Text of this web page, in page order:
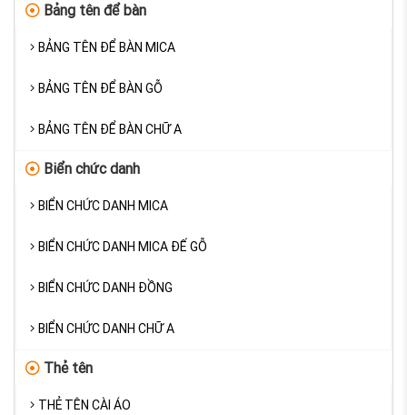
Bảng tên để bàn
BẢNG TÊN ĐỂ BÀN MICA
BẢNG TÊN ĐỂ BÀN GỖ
BẢNG TÊN ĐỂ BÀN CHỮ A
Biển chức danh
BIỂN CHỨC DANH MICA
BIỂN CHỨC DANH MICA ĐẾ GỖ
BIỂN CHỨC DANH ĐỒNG
BIỂN CHỨC DANH CHỮ A
Thẻ tên
THẺ TÊN CÀI ÁO